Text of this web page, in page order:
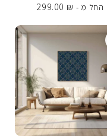
החל מ -
299.00 ₪